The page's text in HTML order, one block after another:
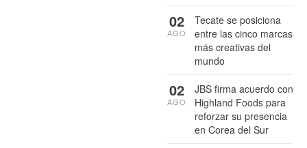
Tecate se posiciona
entre las cinco marcas
más creativas del
mundo
02
AGO
JBS firma acuerdo con
Highland Foods para
reforzar su presencia
en Corea del Sur
02
AGO